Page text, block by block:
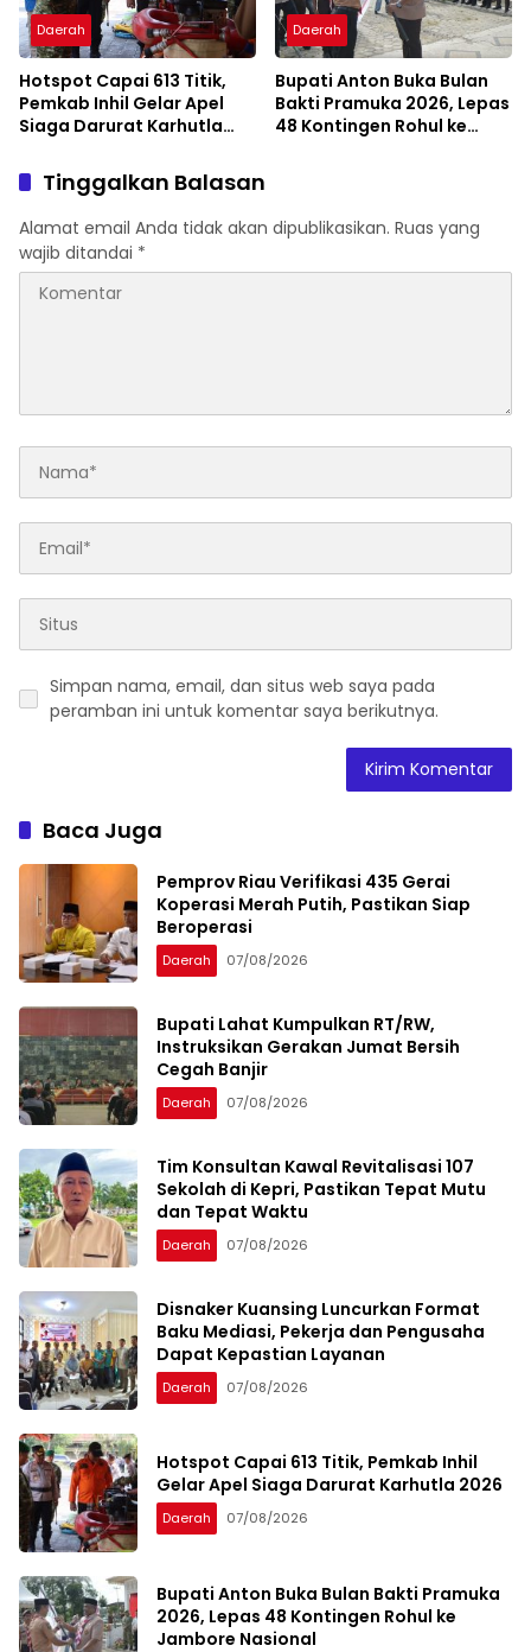
Daerah
Hotspot Capai 613 Titik,
Pemkab Inhil Gelar Apel
Siaga Darurat Karhutla
Daerah
Bupati Anton Buka Bulan
Bakti Pramuka 2026, Lepas
48 Kontingen Rohul ke
Tinggalkan Balasan
Alamat email Anda tidak akan dipublikasikan. Ruas yang
wajib ditandai *
Simpan nama, email, dan situs web saya pada
peramban ini untuk komentar saya berikutnya.
Baca Juga
Pemprov Riau Verifikasi 435 Gerai
Koperasi Merah Putih, Pastikan Siap
Beroperasi
Daerah 07/08/2026
Bupati Lahat Kumpulkan RT/RW,
Instruksikan Gerakan Jumat Bersih
Cegah Banjir
Daerah 07/08/2026
Tim Konsultan Kawal Revitalisasi 107
Sekolah di Kepri, Pastikan Tepat Mutu
dan Tepat Waktu
Daerah 07/08/2026
Disnaker Kuansing Luncurkan Format
Baku Mediasi, Pekerja dan Pengusaha
Dapat Kepastian Layanan
Daerah 07/08/2026
Hotspot Capai 613 Titik, Pemkab Inhil
Gelar Apel Siaga Darurat Karhutla 2026
Daerah 07/08/2026
Bupati Anton Buka Bulan Bakti Pramuka
2026, Lepas 48 Kontingen Rohul ke
Jambore Nasional